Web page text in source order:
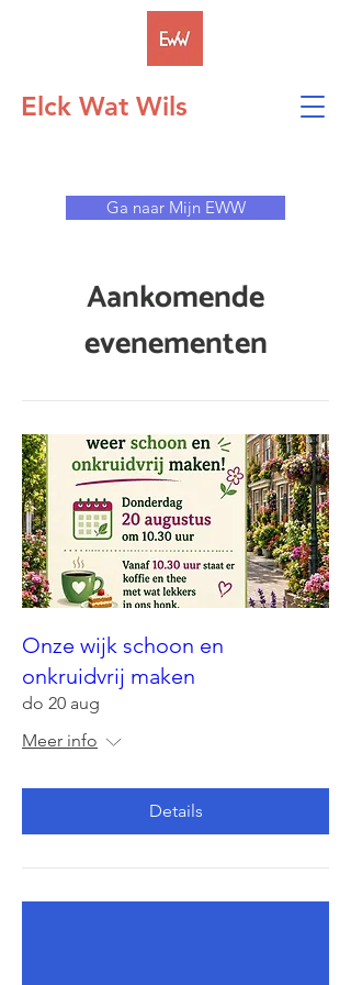
Elck Wat Wils
Ga naar Mijn EWW
Aankomende
evenementen
Onze wijk schoon en
onkruidvrij maken
do 20 aug
Meer info
Details